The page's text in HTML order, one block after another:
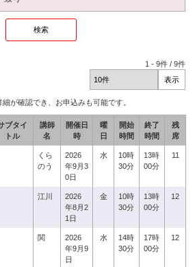
1 -9件 /9件
が確認でき、お申込みも可能です。
ブタイ
トル
講師
名
開催日
時
曜
日
開始
時間
終了
時間
残
席
くら
のう
2026
年9月3
0日
水
10時
30分
13時
00分
11
江川
2026
年8月2
1日
金
10時
30分
13時
00分
12
関
2026
年9月9
日
水
14時
30分
17時
00分
12